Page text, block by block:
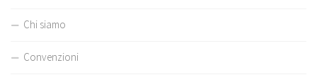
Chi siamo
Convenzioni